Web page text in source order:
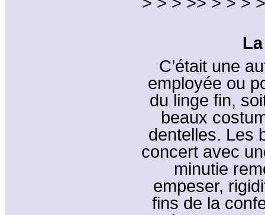
C’était une
employée ou
du linge fin,
beaux
dentelles. Les
concert avec
minutie
empeser,
fins de la